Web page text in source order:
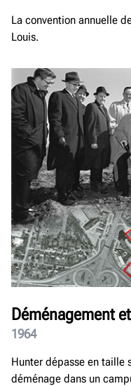
La convention annuelle
Louis.
Déménagement
1964
Hunter dépasse en taille
déménage dans un